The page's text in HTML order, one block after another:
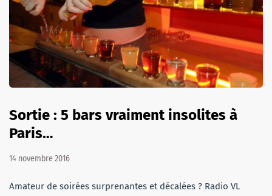
Sortie : 5 bars vraiment insolites à
Paris…
14 novembre 2016
Amateur de soirées surprenantes et décalées ? Radio VL